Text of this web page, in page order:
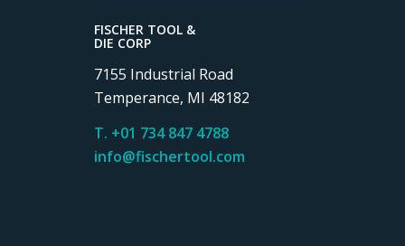
FISCHER TOOL &
DIE CORP
7155 Industrial Road
Temperance, MI 48182
T. +01 734 847 4788
info@fischertool.com